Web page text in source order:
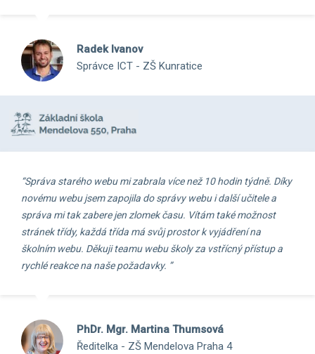
Radek Ivanov
Správce ICT - ZŠ Kunratice
“Správa starého webu mi zabrala více než 10 hodin týdně. Díky
novému webu jsem zapojila do správy webu i další učitele a
správa mi tak zabere jen zlomek času. Vítám také možnost
stránek třídy, každá třída má svůj prostor k vyjádření na
školním webu. Děkuji teamu webu školy za vstřícný přístup a
rychlé reakce na naše požadavky. ”
PhDr. Mgr. Martina Thumsová
Ředitelka - ZŠ Mendelova Praha 4